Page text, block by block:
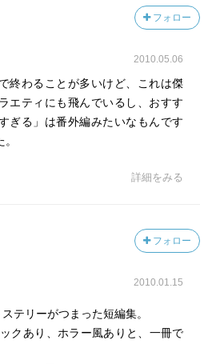
フォロー
2010.05.06
終わることが多いけど、これは傑
エティにも飛んでいるし、おすす
ぎる」は番外編みたいなもんです
詳細をみる
フォロー
2010.01.15
テリーがつまった短編集。
クあり、ホラー風ありと、一冊で